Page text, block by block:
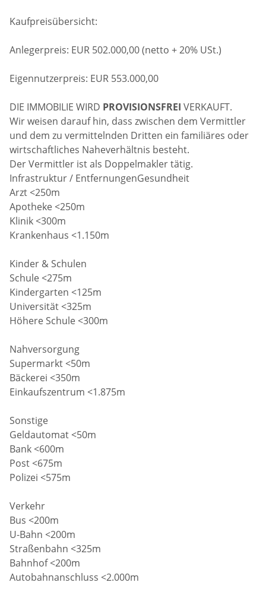
Kaufpreisübersicht:
Anlegerpreis: EUR 502.000,00 (netto + 20% USt.)
Eigennutzerpreis: EUR 553.000,00
DIE IMMOBILIE WIRD PROVISIONSFREI VERKAUFT.
Wir weisen darauf hin, dass zwischen dem Vermittler
und dem zu vermittelnden Dritten ein familiäres oder
wirtschaftliches Naheverhältnis besteht.
Der Vermittler ist als Doppelmakler tätig.
Infrastruktur / EntfernungenGesundheit
Arzt <250m
Apotheke <250m
Klinik <300m
Krankenhaus <1.150m
Kinder & Schulen
Schule <275m
Kindergarten <125m
Universität <325m
Höhere Schule <300m
Nahversorgung
Supermarkt <50m
Bäckerei <350m
Einkaufszentrum <1.875m
Sonstige
Geldautomat <50m
Bank <600m
Post <675m
Polizei <575m
Verkehr
Bus <200m
U-Bahn <200m
Straßenbahn <325m
Bahnhof <200m
Autobahnanschluss <2.000m